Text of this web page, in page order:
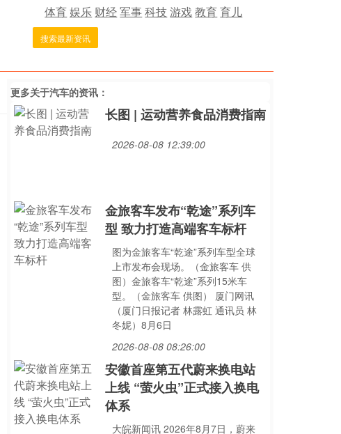
体育娱乐 财经军事科技游戏教育育儿
搜索最新资讯
更多关于汽车的资讯：
长图 | 运动营养食品消费指南
2026-08-08 12:39:00
金旅客车发布“乾途”系列车
型 致力打造高端客车标杆
图为金旅客车“乾途”系列车型全球
上市发布会现场。（金旅客车 供
图）金旅客车“乾途”系列15米车
型。（金旅客车 供图） 厦门网讯
（厦门日报记者 林露虹 通讯员 林
冬妮）8月6日
2026-08-08 08:26:00
安徽首座第五代蔚来换电站
上线 “萤火虫”正式接入换电
体系
大皖新闻讯 2026年8月7日，蔚来